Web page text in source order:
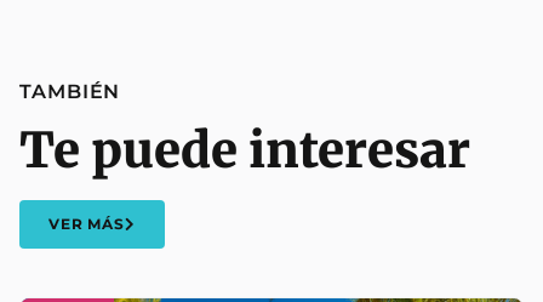
TAMBIÉN
Te puede interesar
VER MÁS